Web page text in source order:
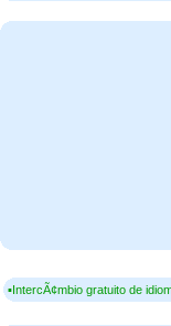
▪IntercÃ¢mbio gratuito de